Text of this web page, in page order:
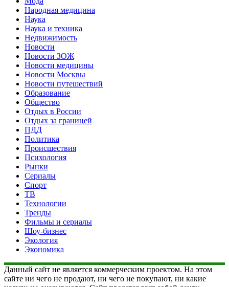
Народная медицина
Наука
Наука и техника
Недвижимость
Новости
Новости ЗОЖ
Новости медицины
Новости Москвы
Новости путешествий
Образование
Общество
Отдых в России
Отдых за границей
ПДД
Политика
Происшествия
Психология
Рынки
Сериалы
Спорт
ТВ
Технологии
Тренды
Фильмы и сериалы
Шоу-бизнес
Экология
Экономика
Данный сайт не является коммерческим проектом. На этом
сайте ни чего не продают, ни чего не покупают, ни какие